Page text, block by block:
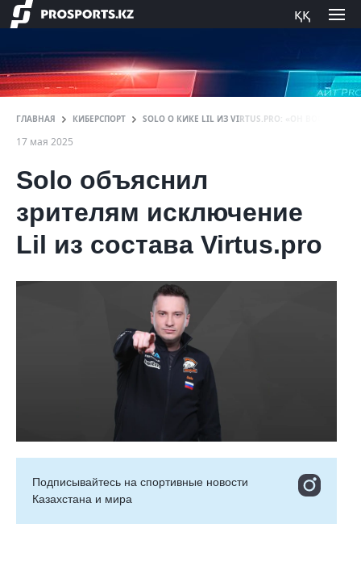
ққ
ГЛАВНАЯ КИБЕРСПОРТ SOLO О КИКЕ LIL ИЗ VIRTUS.PRO: «ОН ВООБЩЕ
17 мая 2025
Solo объяснил
зрителям исключение
Lil из состава Virtus.pro
Подписывайтесь на cпортивные новости
Казахстана и мира